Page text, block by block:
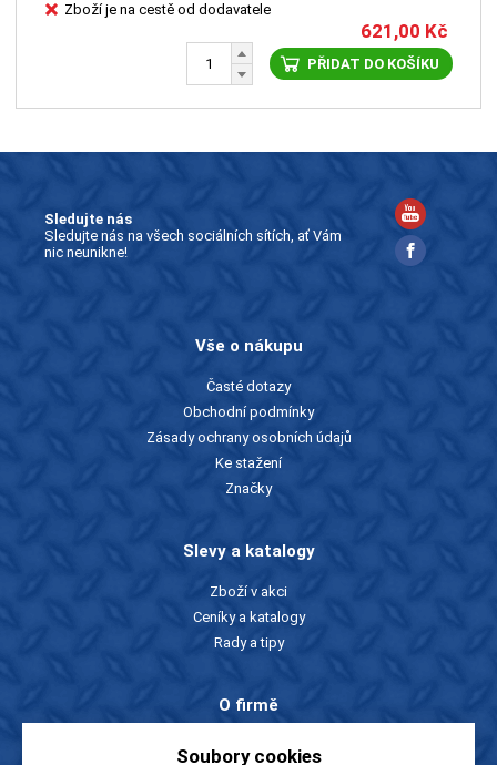
Zboží je na cestě od dodavatele
621,00 Kč
PŘIDAT DO KOŠÍKU
Sledujte nás
Sledujte nás na všech sociálních sítích, ať Vám
nic neunikne!
Vše o nákupu
Časté dotazy
Obchodní podmínky
Zásady ochrany osobních údajů
Ke stažení
Značky
Slevy a katalogy
Zboží v akci
Ceníky a katalogy
Rady a tipy
O firmě
Soubory cookies